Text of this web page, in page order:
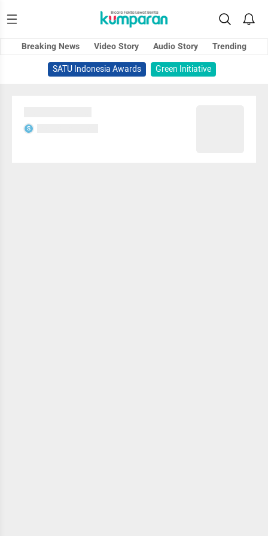
Breaking News Video Story Audio Story
Trending
SATU Indonesia Awards
Green Initiative
S